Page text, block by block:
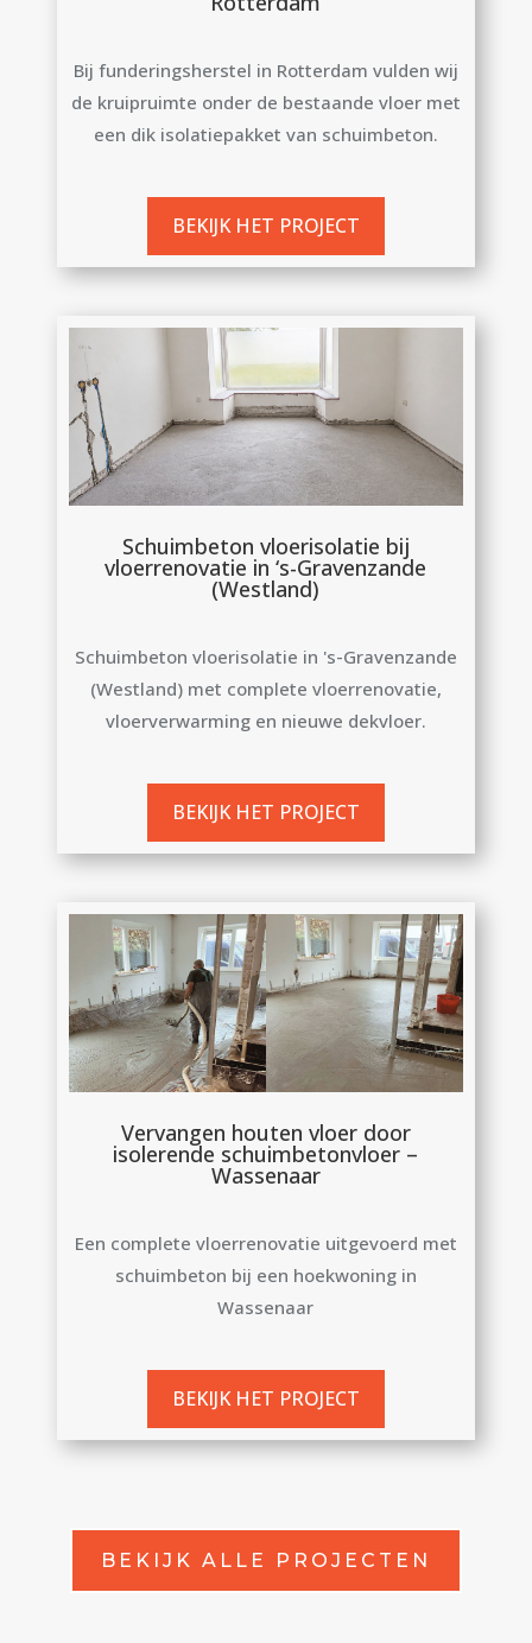
Bij funderingsherstel in Rotterdam vulden wij
de kruipruimte onder de bestaande vloer met
een dik isolatiepakket van schuimbeton.
BEKIJK HET PROJECT
Schuimbeton vloerisolatie bij
vloerrenovatie in ‘s-Gravenzande
(Westland)
Schuimbeton vloerisolatie in 's-Gravenzande
(Westland) met complete vloerrenovatie,
vloerverwarming en nieuwe dekvloer.
BEKIJK HET PROJECT
Vervangen houten vloer door
isolerende schuimbetonvloer –
Wassenaar
Een complete vloerrenovatie uitgevoerd met
schuimbeton bij een hoekwoning in
Wassenaar
BEKIJK HET PROJECT
BEKIJK ALLE PROJECTEN